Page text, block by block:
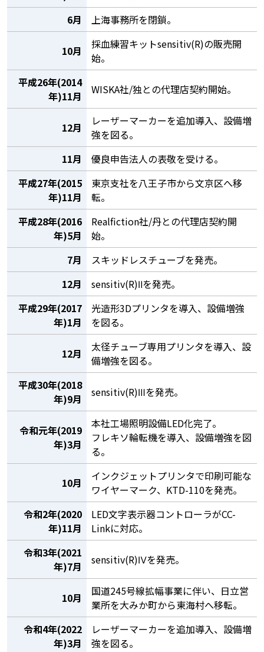
6月
上海事務所を閉鎖。
10月
採血練習キットsensitiv(R)の販売開
始。
平成26年(2014
年)11月
WISKA社/独との代理店契約開始。
12月
レーザーマーカーを追加導入、設備増
強を図る。
11月
優良申告法人の表敬を受ける。
平成27年(2015
年)11月
東京支社を八王子市から文京区へ移
転。
平成28年(2016
年)5月
Realfiction社/丹との代理店契約開
始。
7月
スキッドレスチューブを発売。
12月
sensitiv(R)Ⅱを発売。
平成29年(2017
年)1月
光造形3Dプリンタを導入、設備増強
を図る。
12月
太径チューブ専用プリンタを導入、設
備増強を図る。
平成30年(2018
年)9月
sensitiv(R)Ⅲを発売。
令和元年(2019
年)3月
本社工場照明設備LED化完了。
フレキソ輪転機を導入、設備増強を図
る。
10月
インクジェットプリンタで印刷可能な
ワイヤーマーク、KTD-110を発売。
令和2年(2020
年)11月
LED文字表示器コントローラがCC-
Linkに対応。
令和3年(2021
年)7月
sensitiv(R)Ⅳを発売。
10月
国道245号線拡幅事業に伴い、日立営
業所を大みか町から東海村へ移転。
令和4年(2022
年)3月
レーザーマーカーを追加導入、設備増
強を図る。